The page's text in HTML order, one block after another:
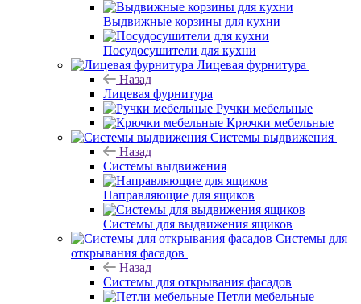
Выдвижные корзины для кухни
Посудосушители для кухни
Лицевая фурнитура
Назад
Лицевая фурнитура
Ручки мебельные
Крючки мебельные
Системы выдвижения
Назад
Системы выдвижения
Направляющие для ящиков
Системы для выдвижения ящиков
Системы для
открывания фасадов
Назад
Системы для открывания фасадов
Петли мебельные